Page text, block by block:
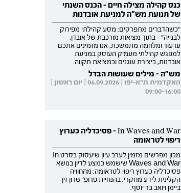
כנס קהילה מצילה חיים - הכנס השנתי
של תנועת מש"ה למניעת אובדנות
"כשהדברים מתפרקים: מסע קהילתי מפירוק
לבנייה" - בתוך מציאות מורכבת של אובדן,
ערעור ומלחמה מתמשכת, אנו מזמינים אתכם
למפגש קהילתי מעמיק העוסק במניעת
אובדנות, ביצירת עוגנים ובמציאת תקווה.
מש"ה - מילים שעושות הבדל
האקדמית ת"א-יפו | 06.09.2026 | יום ראשון |
09:00-16:00
In Waves and War - פסיכדליה כערוץ
ריפוי לטראומה
מכון מפרשים מזמין לערב עיון שיעסוק בסרט In
Waves and War שישמש כמצע לדיון בנושא
פסיכדליה כערוץ ריפוי לטראומה: מהחוויה
הקלינית לידע מחקרי. בהנחיית פרופ' שרון זין
ביימן ויואב בר יוסף.